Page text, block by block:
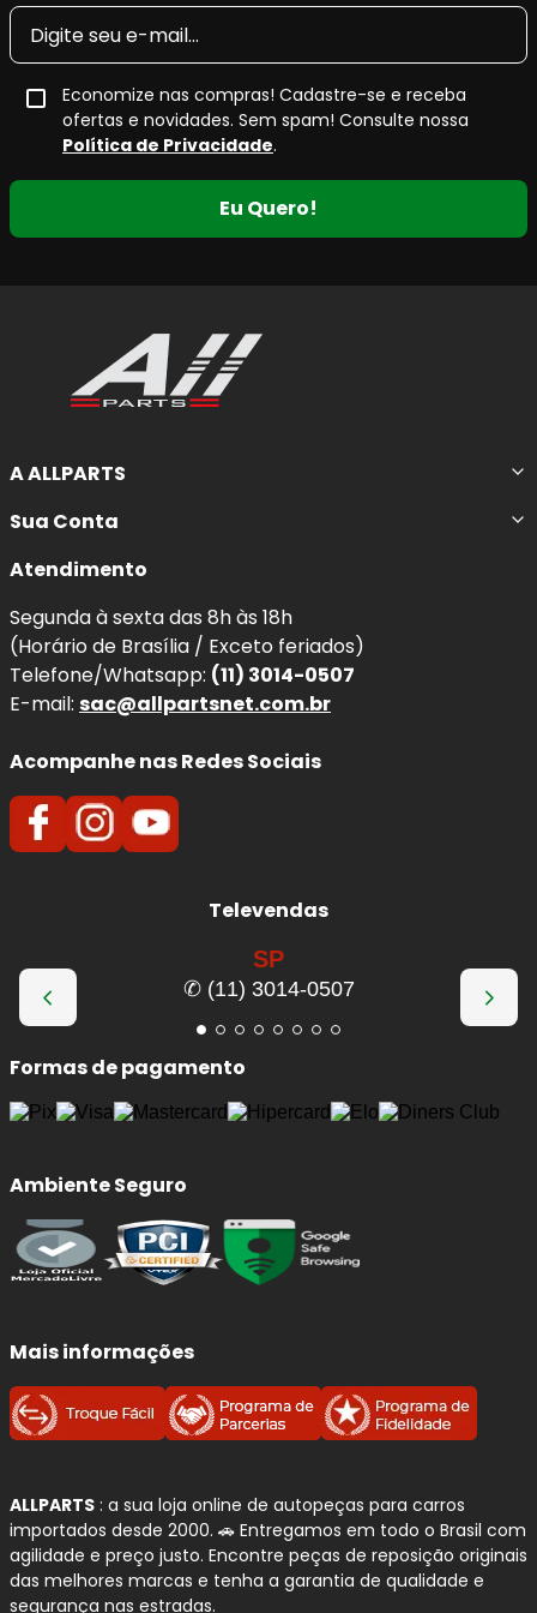
Economize nas compras! Cadastre-se e receba
ofertas e novidades. Sem spam! Consulte nossa
Política de Privacidade.
Eu Quero!
A ALLPARTS
Sua Conta
Atendimento
Segunda à sexta das 8h às 18h
(Horário de Brasília / Exceto feriados)
Telefone/Whatsapp: (11) 3014-0507
E-mail: sac@allpartsnet.com.br
Acompanhe nas Redes Sociais
Televendas
SP
✆ (11) 3014-0507
Formas de pagamento
Ambiente Seguro
Mais informações
ALLPARTS : a sua loja online de autopeças para carros
importados desde 2000. 🚗 Entregamos em todo o Brasil com
agilidade e preço justo. Encontre peças de reposição originais
das melhores marcas e tenha a garantia de qualidade e
segurança nas estradas.